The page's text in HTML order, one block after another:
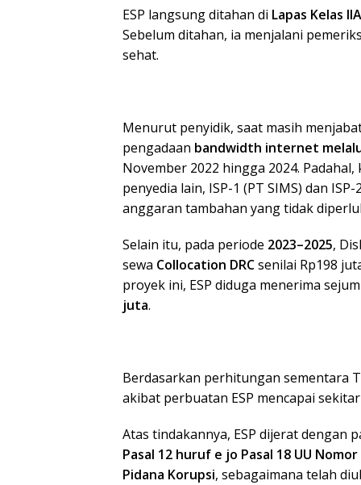
ESP langsung ditahan di Lapas Kelas
Sebelum ditahan, ia menjalani
sehat.
Menurut penyidik, saat masih
pengadaan bandwidth internet
November 2022 hingga 2024.
penyedia lain, ISP-1 (PT SIMS) dan
anggaran tambahan yang tidak
Selain itu, pada periode 2023–2025,
sewa Collocation DRCsenilai Rp198
proyek ini, ESP diduga menerima
juta.
Berdasarkan perhitungan sementara
akibat perbuatan ESP mencapai sekitar
Atas tindakannya, ESP dijerat dengan
Pasal 12 huruf e jo Pasal 18 UU
Pidana Korupsi, sebagaimana telah